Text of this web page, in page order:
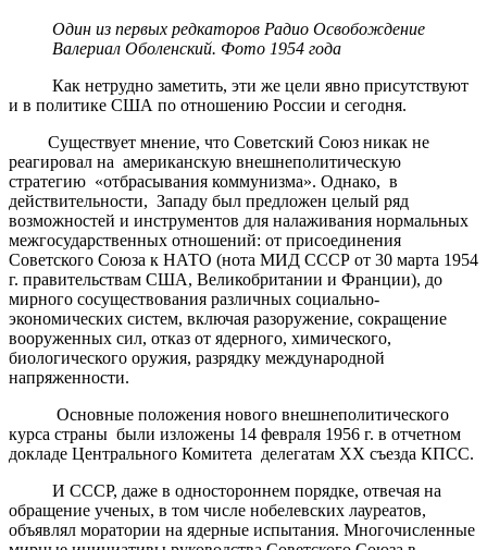
Один из первых редкаторов Радио Освобождение
Валериал Оболенский. Фото 1954 года
Как нетрудно заметить, эти же цели явно присутствуют
и в политике США по отношению России и сегодня.
Существует мнение, что Советский Союз никак не
реагировал на американскую внешнеполитическую
стратегию «отбрасывания коммунизма». Однако, в
действительности, Западу был предложен целый ряд
возможностей и инструментов для налаживания нормальных
межгосударственных отношений: от присоединения
Советского Союза к НАТО (нота МИД СССР от 30 марта 1954
г. правительствам США, Великобритании и Франции), до
мирного сосуществования различных социально-
экономических систем, включая разоружение, сокращение
вооруженных сил, отказ от ядерного, химического,
биологического оружия, разрядку международной
напряженности.
Основные положения нового внешнеполитического
курса страны были изложены 14 февраля 1956 г. в отчетном
докладе Центрального Комитета делегатам ХХ съезда КПСС.
И СССР, даже в одностороннем порядке, отвечая на
обращение ученых, в том числе нобелевских лауреатов,
объявлял моратории на ядерные испытания. Многочисленные